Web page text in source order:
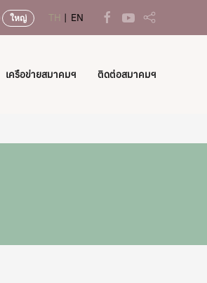
ใหญ่ TH EN
เครือข่ายสมาคมฯ ติดต่อสมาคมฯ